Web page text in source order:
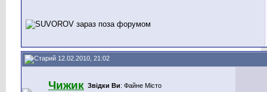
12.02.2010, 21:02
Чижик Звідки Ви: Файне Місто